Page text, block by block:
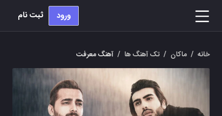
ورود ثبت نام
خانه / ماکان / تک آهنگ ها / آهنگ معرفت